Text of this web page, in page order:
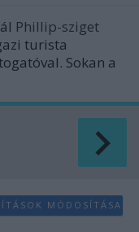
Phillip-sziget
turista
Sokan a
MÓDOSÍTÁSA